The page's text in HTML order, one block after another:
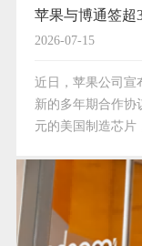
苹果与博通签超
2026-07-15
近日，苹果公司宣
新的多年期合作协
元的美国制造芯片
今最大单笔承诺，